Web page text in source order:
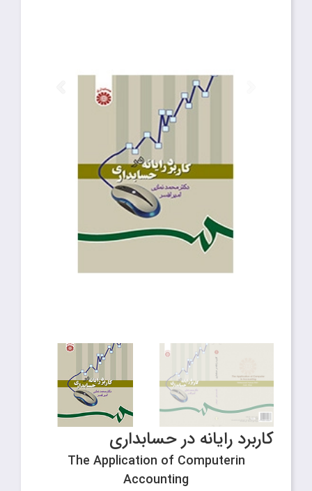
کاربرد رایانه در حسابدارى
The Application of Computerin
Accounting